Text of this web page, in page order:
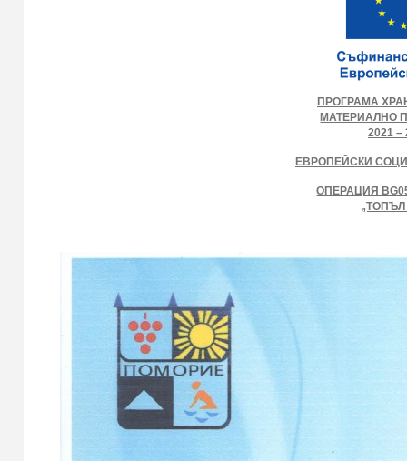
ПРОГРАМА
МАТЕРИАЛНО
2021 –
ЕВРОПЕЙСКИ
ОПЕРАЦИЯ